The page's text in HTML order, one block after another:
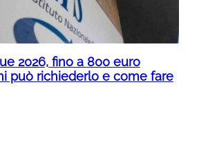
2026, fino a 800 euro
può richiederlo e come fare